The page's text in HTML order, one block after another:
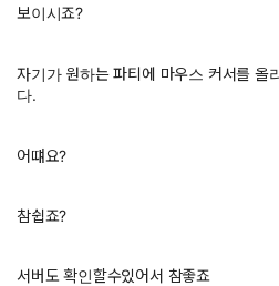
보이시죠?
자기가 원하는 파티에 마우스 커서를 올
다.
어떄요?
참쉽죠?
서버도 확인할수있어서 참좋죠